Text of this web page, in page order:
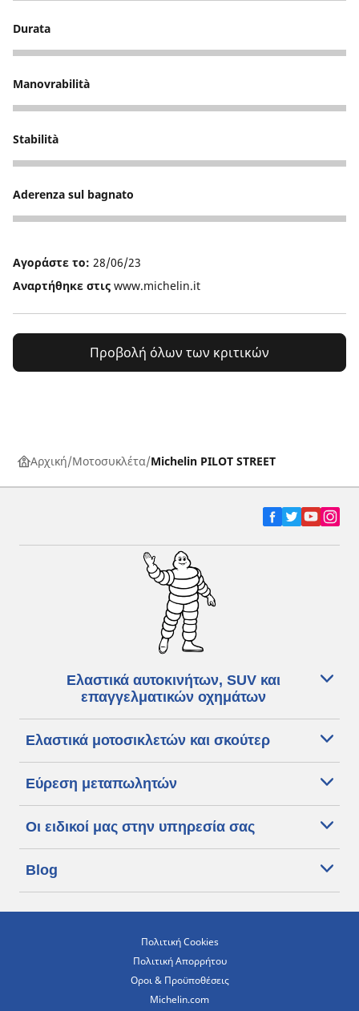
Durata
4
Manovrabilità
4
Stabilità
5
Aderenza sul bagnato
1
Αγοράστε το: 28/06/23
Αναρτήθηκε στις www.michelin.it
Προβολή όλων των κριτικών
Αρχική Μοτοσυκλέτα Michelin PILOT STREET
Ελαστικά αυτοκινήτων, SUV και
επαγγελματικών οχημάτων
Ελαστικά μοτοσικλετών και σκούτερ
Εύρεση μεταπωλητών
Οι ειδικοί μας στην υπηρεσία σας
Blog
Πολιτική Cookies
Πολιτική Απορρήτου
Οροι & Προϋποθέσεις
Michelin.com